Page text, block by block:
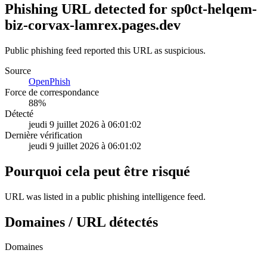
Phishing URL detected for sp0ct-helqem-
biz-corvax-lamrex.pages.dev
Public phishing feed reported this URL as suspicious.
Source
OpenPhish
Force de correspondance
88%
Détecté
jeudi 9 juillet 2026 à 06:01:02
Dernière vérification
jeudi 9 juillet 2026 à 06:01:02
Pourquoi cela peut être risqué
URL was listed in a public phishing intelligence feed.
Domaines / URL détectés
Domaines